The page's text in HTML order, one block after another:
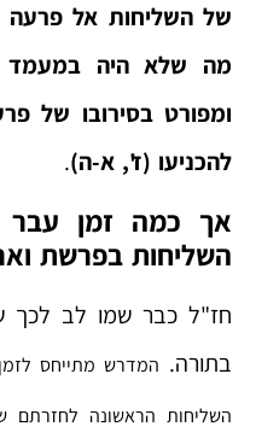
של השליחות אל פרעה
מה שלא היה במעמד
ומפורט בסירובו של
להכניעו (ז', א-ה).
אך כמה זמן עבר
השליחות בפרשת
חז"ל כבר שמו לב לכך
בתורה. המדרש מתייחס
השליחות הראשונה לחזרתם